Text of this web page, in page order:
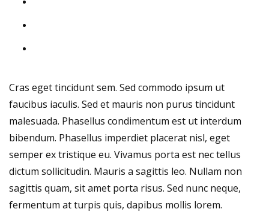
Cras eget tincidunt sem. Sed commodo ipsum ut
faucibus iaculis. Sed et mauris non purus tincidunt
malesuada. Phasellus condimentum est ut interdum
bibendum. Phasellus imperdiet placerat nisl, eget
semper ex tristique eu. Vivamus porta est nec tellus
dictum sollicitudin. Mauris a sagittis leo. Nullam non
sagittis quam, sit amet porta risus. Sed nunc neque,
fermentum at turpis quis, dapibus mollis lorem.